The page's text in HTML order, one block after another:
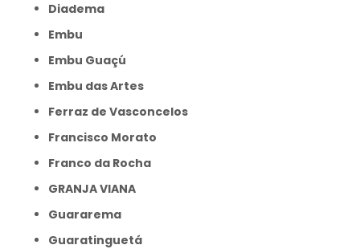
Diadema
Embu
Embu Guaçú
Embu das Artes
Ferraz de Vasconcelos
Francisco Morato
Franco da Rocha
GRANJA VIANA
Guararema
Guaratinguetá